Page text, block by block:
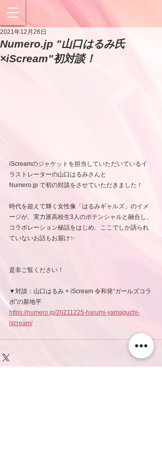
Numero.jp "山口はるみ氏
×iScream"初対談！
2021年12月26日
iScreamのジャケットを担当していただいているイ
ラストレーターの山口はるみさんと
Numero.jp で初の対談をさせていただきました！
時代を超えて輝く女性像「はるみギャルズ」のイメ
ージが、実力派高校生3人のポテンシャルと融合し、
コラボレーション秘話をはじめ、ここでしか語られ
ていないお話もお届け✨
是非ご覧ください！
▼対談：山口はるみ × iScream 令和発“ガールズコラ
ボ”の新地平
https://numero.jp/20211225-harumi-yamaguchi-
iscream/